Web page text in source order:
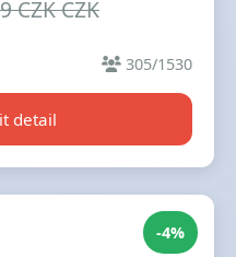
CZK CZK
305/1530
detail
-4%